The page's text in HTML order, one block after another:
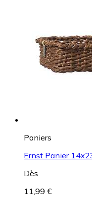
Paniers
Ernst Panier
Dès
11,99 €